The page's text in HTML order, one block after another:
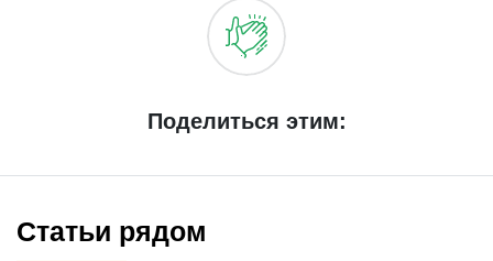
Поделиться этим:
Статьи рядом